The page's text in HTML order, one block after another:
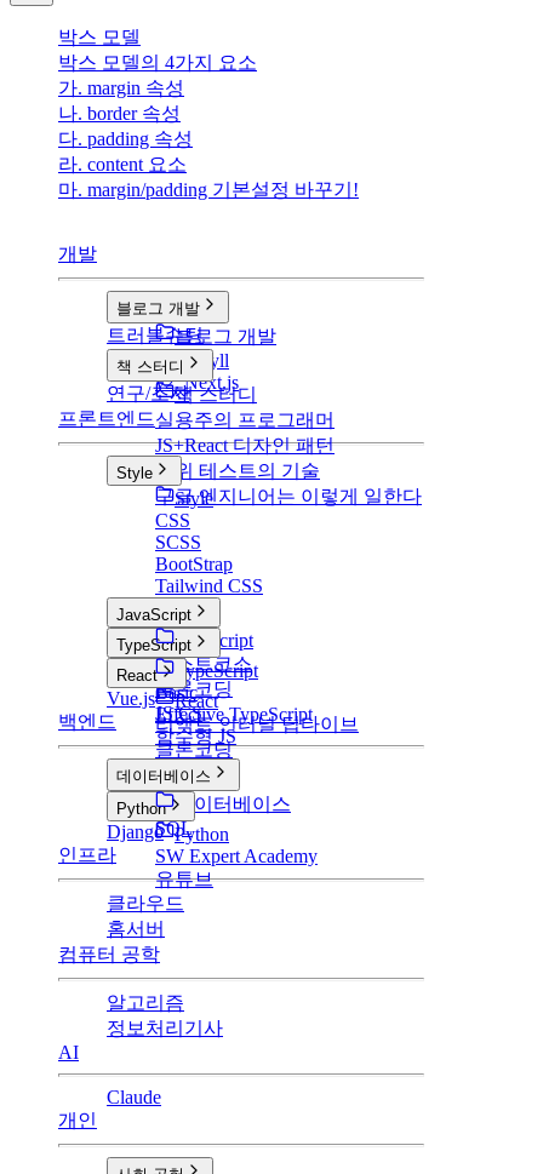
박스 모델
박스 모델의 4가지 요소
가. margin 속성
나. border 속성
다. padding 속성
라. content 요소
마. margin/padding 기본설정 바꾸기!
개발
블로그 개발
블로그 개발
v1: Jekyll
v2: Next.js
트러블슈팅
책 스터디
책 스터디
실용주의 프로그래머
JS+React 디자인 패턴
단위 테스트의 기술
구글 엔지니어는 이렇게 일한다
연구/조사
프론트엔드
Style
Style
CSS
SCSS
BootStrap
Tailwind CSS
JavaScript
JavaScript
부스트코스
클론코딩
JS CS
함수형 JS
TypeScript
TypeScript
Basic
Effective TypeScript
React
React
리액트 인터널 딥다이브
클론코딩
Vue.js
백엔드
데이터베이스
데이터베이스
SQL
Python
Python
SW Expert Academy
유튜브
Django
인프라
클라우드
홈서버
컴퓨터 공학
알고리즘
정보처리기사
AI
Claude
개인